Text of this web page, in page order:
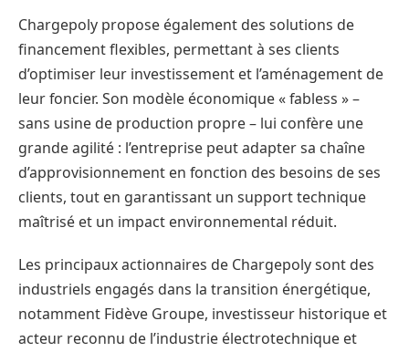
Chargepoly propose également des solutions de
financement flexibles, permettant à ses clients
d’optimiser leur investissement et l’aménagement de
leur foncier. Son modèle économique « fabless » –
sans usine de production propre – lui confère une
grande agilité : l’entreprise peut adapter sa chaîne
d’approvisionnement en fonction des besoins de ses
clients, tout en garantissant un support technique
maîtrisé et un impact environnemental réduit.
Les principaux actionnaires de Chargepoly sont des
industriels engagés dans la transition énergétique,
notamment Fidève Groupe, investisseur historique et
acteur reconnu de l’industrie électrotechnique et